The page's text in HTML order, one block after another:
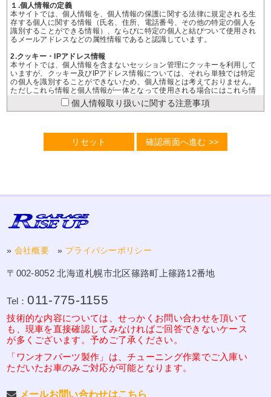
１.個人情報の定義
本サイトでは、個人情報を、個人情報の保護に関する法律に規定される生
存する個人に関する情報（氏名、住所、電話番号、その他の特定の個人を
識別することができる情報）、ならびに特定の個人と結びついて使用され
るメールアドレスなどの属性情報であると認識しています。
2.クッキー・IPアドレス情報
本サイトでは、個人情報を含まないセッション管理にクッキーを利用して
いますが、クッキー及びIPアドレス情報については、それら単独では特定
の個人を識別することができないため、個人情報とは考えておりません。
ただしこれら情報と個人情報が一体となって使用される場合にはこれら情
報も個人情報とみなします。本サイトの運営するメディアにおいては、た
とえ特定の個人を識別することができなくとも、クッキー及びIPアドレス
「クッキーを拒否」にしていると、本サービスは利用できません。
3.個人情報利用目的の特定
前の利用目的の範囲を超えて取扱うことはありません。ただし、次の場合
はこの限りではありません。
2)人の生命、身体または財産の保護のために必要がある場合であって、ご
全な育成の推進のために特に必要がある場合であって、ご本人の同意を得
ることが困難であるとき
る事務を遂行することに対して協力する必要がある場合であって、ご本人
の同意を得ることにより当該事務の遂行に支障を及ぼすおそれがあるとき
5.個人情報の適正な取得
本サイトは、適正に個人情報を取得し、偽りその他不正の手段により取得
することはありません。また、15歳未満の子供から親権者の同意なく個人
に関する情報をみだりに収集しないよう留意します。
6.個人情報の取得に際する利用目的の通知
本サイトは、個人情報を取得するにあたり、あらかじめその利用目的を公
個人情報取り扱いに関する注意事項
» 会社概要 » プライバシーポリシー
〒002-8052 北海道札幌市北区篠路町上篠路12番地
Tel：011-775-1155
技術的な内容については、せっかくお問い合わせを頂いて
も、現車を直接確認してみなければご回答できないケース
が多くございます。予めご了承ください。
「ワンオフパーツ製作」は、チューニング作業でご入庫い
ただいたお車のみご対応が可能となります。
メールお問い合わせはこちら